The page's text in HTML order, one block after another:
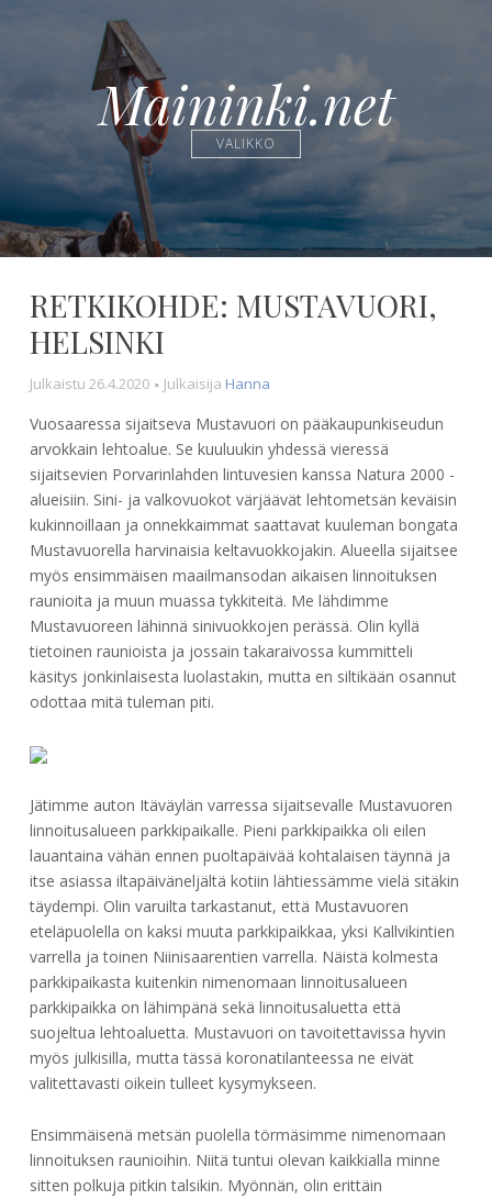
Maininki.net
VALIKKO
RETKIKOHDE: MUSTAVUORI,
HELSINKI
Julkaistu 26.4.2020 Julkaisija Hanna
Vuosaaressa sijaitseva Mustavuori on pääkaupunkiseudun
arvokkain lehtoalue. Se kuuluukin yhdessä vieressä
sijaitsevien Porvarinlahden lintuvesien kanssa Natura 2000 -
alueisiin. Sini- ja valkovuokot värjäävät lehtometsän keväisin
kukinnoillaan ja onnekkaimmat saattavat kuuleman bongata
Mustavuorella harvinaisia keltavuokkojakin. Alueella sijaitsee
myös ensimmäisen maailmansodan aikaisen linnoituksen
raunioita ja muun muassa tykkiteitä. Me lähdimme
Mustavuoreen lähinnä sinivuokkojen perässä. Olin kyllä
tietoinen raunioista ja jossain takaraivossa kummitteli
käsitys jonkinlaisesta luolastakin, mutta en siltikään osannut
odottaa mitä tuleman piti.
Jätimme auton Itäväylän varressa sijaitsevalle Mustavuoren
linnoitusalueen parkkipaikalle. Pieni parkkipaikka oli eilen
lauantaina vähän ennen puoltapäivää kohtalaisen täynnä ja
itse asiassa iltapäiväneljältä kotiin lähtiessämme vielä sitäkin
täydempi. Olin varuilta tarkastanut, että Mustavuoren
eteläpuolella on kaksi muuta parkkipaikkaa, yksi Kallvikintien
varrella ja toinen Niinisaarentien varrella. Näistä kolmesta
parkkipaikasta kuitenkin nimenomaan linnoitusalueen
parkkipaikka on lähimpänä sekä linnoitusaluetta että
suojeltua lehtoaluetta. Mustavuori on tavoitettavissa hyvin
myös julkisilla, mutta tässä koronatilanteessa ne eivät
valitettavasti oikein tulleet kysymykseen.
Ensimmäisenä metsän puolella törmäsimme nimenomaan
linnoituksen raunioihin. Niitä tuntui olevan kaikkialla minne
sitten polkuja pitkin talsikin. Myönnän, olin erittäin